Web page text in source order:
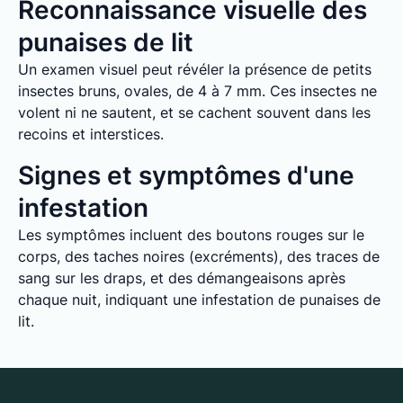
Reconnaissance visuelle des
punaises de lit
Un examen visuel peut révéler la présence de petits
insectes bruns, ovales, de 4 à 7 mm. Ces insectes ne
volent ni ne sautent, et se cachent souvent dans les
recoins et interstices.
Signes et symptômes d'une
infestation
Les symptômes incluent des boutons rouges sur le
corps, des taches noires (excréments), des traces de
sang sur les draps, et des démangeaisons après
chaque nuit, indiquant une infestation de punaises de
lit.